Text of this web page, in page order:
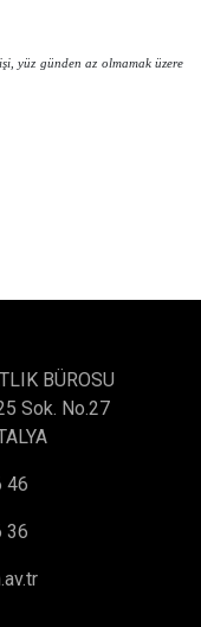
yüz günden az olmamak üzere
BÜROSU
Sok. No.27
46
36